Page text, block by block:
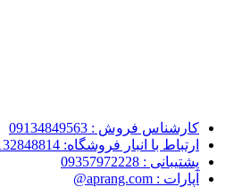
کارشناس فروش : 09134849563
ارتباط با انبار فروشگاه: 09132848814
پشتیبانی : 09357972228
آپارات : aprang.com@